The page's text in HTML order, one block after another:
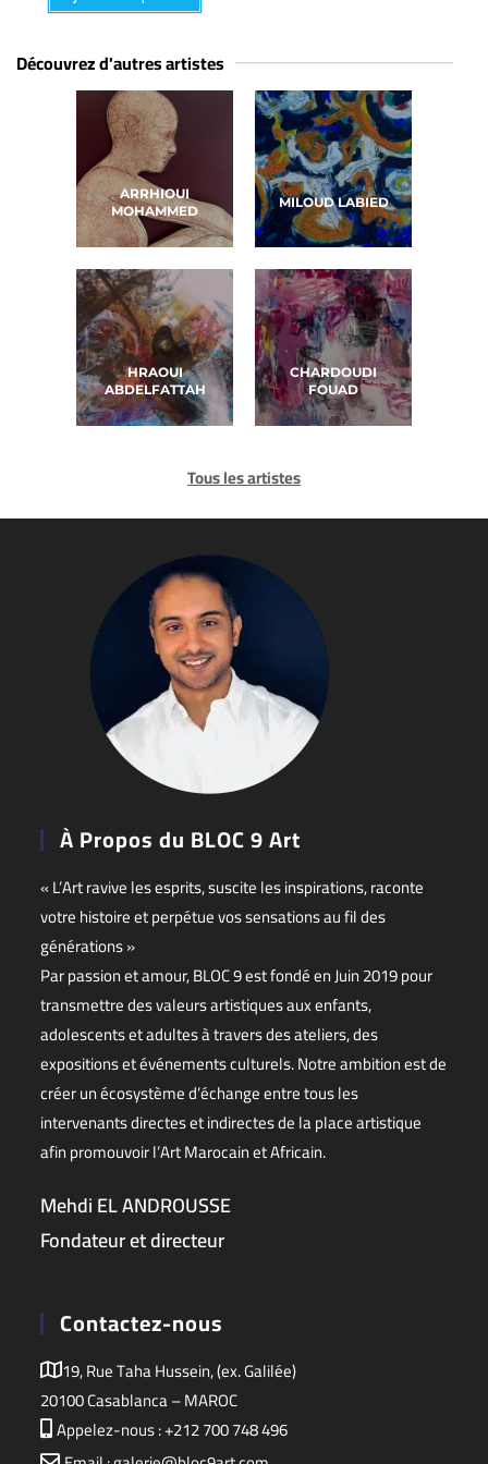
Découvrez d'autres artistes
ARRHIOUI
MOHAMMED
MILOUD LABIED
HRAOUI
ABDELFATTAH
CHARDOUDI
FOUAD
Tous les artistes
À Propos du BLOC 9 Art
« L’Art ravive les esprits, suscite les inspirations, raconte
votre histoire et perpétue vos sensations au fil des
générations »
Par passion et amour, BLOC 9 est fondé en Juin 2019 pour
transmettre des valeurs artistiques aux enfants,
adolescents et adultes à travers des ateliers, des
expositions et événements culturels. Notre ambition est de
créer un écosystème d’échange entre tous les
intervenants directes et indirectes de la place artistique
afin promouvoir l’Art Marocain et Africain.
Mehdi EL ANDROUSSE
Fondateur et directeur
Contactez-nous
19, Rue Taha Hussein, (ex. Galilée)
20100 Casablanca – MAROC
Appelez-nous : +212 700 748 496